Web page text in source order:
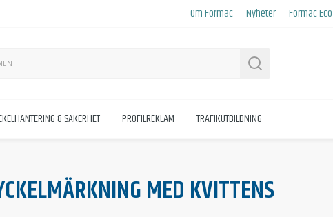
Om Formac Nyheter Formac Eco
& SÄKERHET PROFILREKLAM TRAFIKUTBILDNING
MED KVITTENS